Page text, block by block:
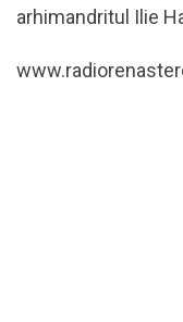
arhimandritul Ilie